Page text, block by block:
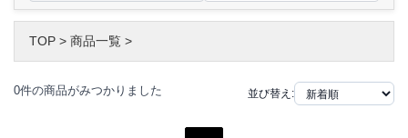
TOP > 商品一覧 >
0件の商品がみつかりました 並び替え: